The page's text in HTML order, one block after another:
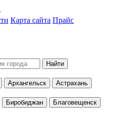
Карта сайта Прайс
Найти
Архангельск Астрахань
Биробиджан
Благовещенск